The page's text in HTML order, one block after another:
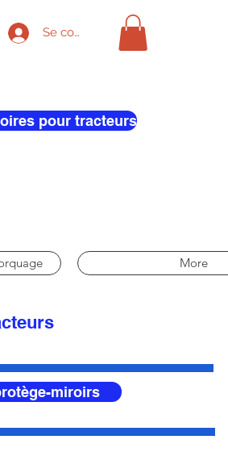
Se connecter
pour tracteurs
More
miroirs